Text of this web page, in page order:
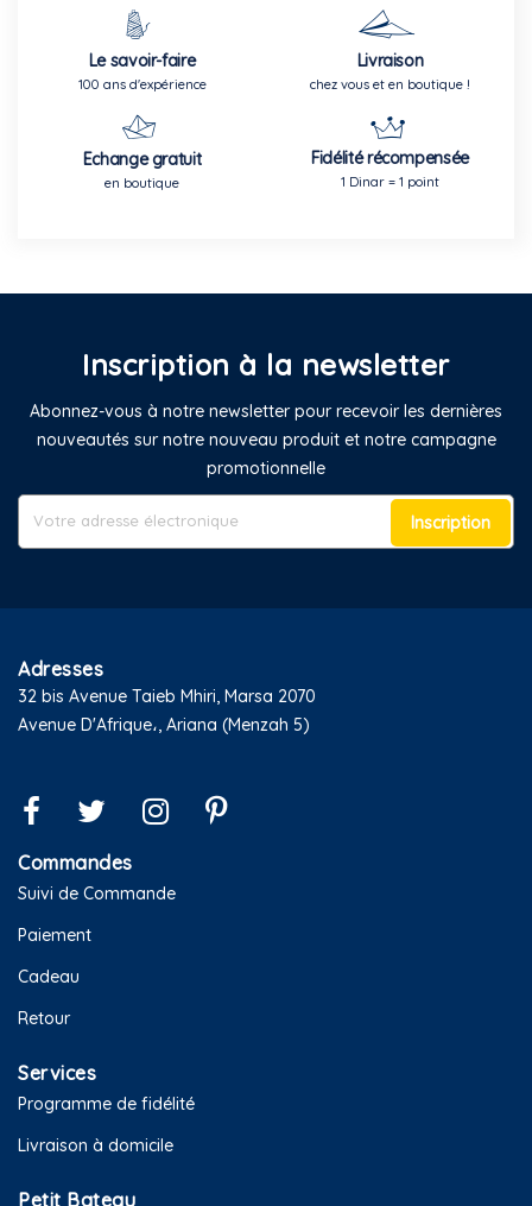
Le savoir-faire
100 ans d'expérience
Livraison
chez vous et en boutique !
Echange gratuit
en boutique
Fidélité récompensée
1 Dinar = 1 point
Inscription à la newsletter
Abonnez-vous à notre newsletter pour recevoir les dernières
nouveautés sur notre nouveau produit et notre campagne
promotionnelle
Inscription
Adresses
32 bis Avenue Taieb Mhiri, Marsa 2070
Avenue D'Afrique،, Ariana (Menzah 5)
Commandes
Suivi de Commande
Paiement
Cadeau
Retour
Services
Programme de fidélité
Livraison à domicile
Petit Bateau